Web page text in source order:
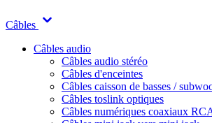
Câbles
Câbles audio
Câbles audio stéréo
Câbles d'enceintes
Câbles caisson de basses /
Câbles toslink optiques
Câbles numériques coaxiaux